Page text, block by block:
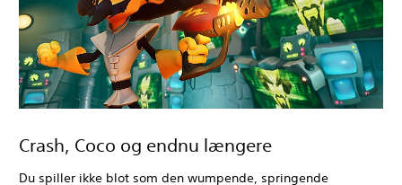
Crash, Coco og endnu længere
Du spiller ikke blot som den wumpende, springende